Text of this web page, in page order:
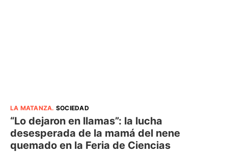
LA MATANZA. SOCIEDAD
“Lo dejaron en llamas”: la lucha
desesperada de la mamá del nene
quemado en la Feria de Ciencias